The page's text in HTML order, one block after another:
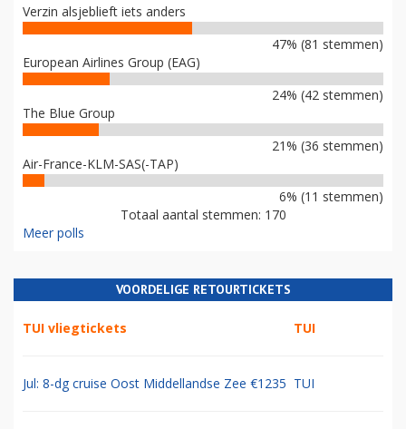
Verzin alsjeblieft iets anders
47% (81 stemmen)
European Airlines Group (EAG)
24% (42 stemmen)
The Blue Group
21% (36 stemmen)
Air-France-KLM-SAS(-TAP)
6% (11 stemmen)
Totaal aantal stemmen: 170
Meer polls
VOORDELIGE RETOURTICKETS
TUI vliegtickets TUI
Jul: 8-dg cruise Oost Middellandse Zee €1235 TUI